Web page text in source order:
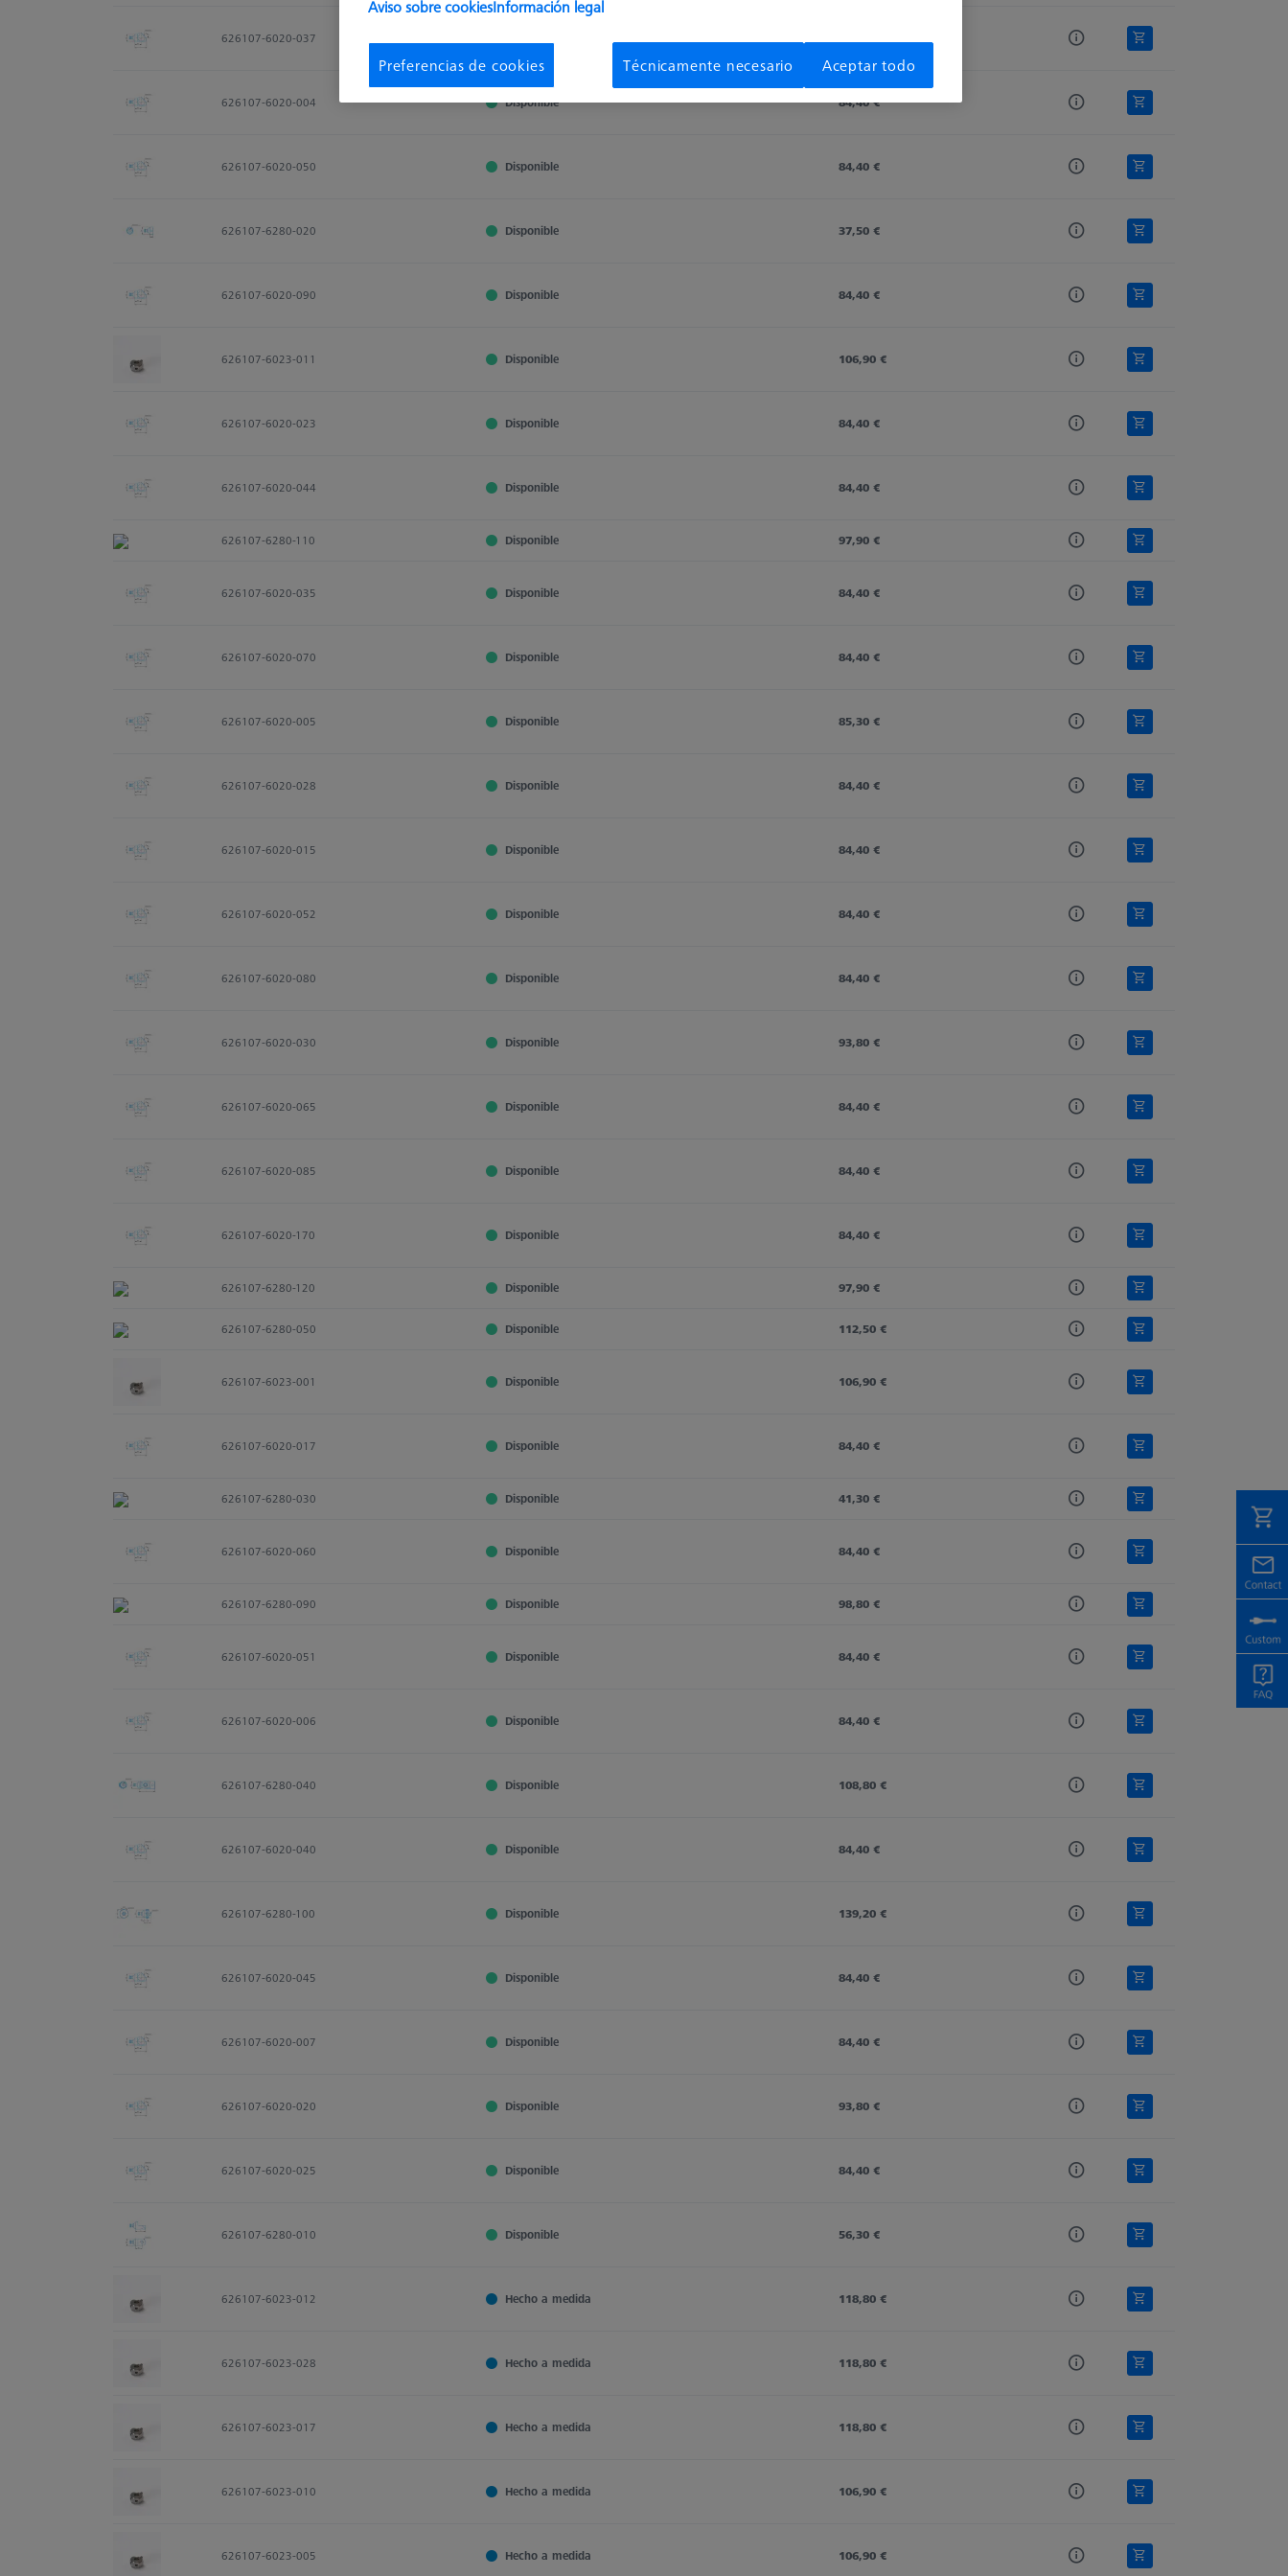
626107-6020-037
626107-6020-004 Disponible 84,40 €
626107-6020-050 Disponible 84,40 €
626107-6280-020 Disponible 37,50 €
626107-6020-090 Disponible 84,40 €
626107-6023-011 Disponible 106,90 €
626107-6020-023 Disponible 84,40 €
626107-6020-044 Disponible 84,40 €
626107-6280-110 Disponible 97,90 €
626107-6020-035 Disponible 84,40 €
626107-6020-070 Disponible 84,40 €
626107-6020-005 Disponible 85,30 €
626107-6020-028 Disponible 84,40 €
626107-6020-015 Disponible 84,40 €
626107-6020-052 Disponible 84,40 €
626107-6020-080 Disponible 84,40 €
626107-6020-030 Disponible 93,80 €
626107-6020-065 Disponible 84,40 €
626107-6020-085 Disponible 84,40 €
626107-6020-170 Disponible 84,40 €
626107-6280-120 Disponible 97,90 €
626107-6280-050 Disponible 112,50 €
626107-6023-001 Disponible 106,90 €
626107-6020-017 Disponible 84,40 €
626107-6280-030 Disponible 41,30 €
626107-6020-060 Disponible 84,40 €
626107-6280-090 Disponible 98,80 €
626107-6020-051 Disponible 84,40 €
626107-6020-006 Disponible 84,40 €
626107-6280-040 Disponible 108,80 €
626107-6020-040 Disponible 84,40 €
626107-6280-100 Disponible 139,20 €
626107-6020-045 Disponible 84,40 €
626107-6020-007 Disponible 84,40 €
626107-6020-020 Disponible 93,80 €
626107-6020-025 Disponible 84,40 €
626107-6280-010 Disponible 56,30 €
626107-6023-012 Hecho a medida 118,80 €
626107-6023-028 Hecho a medida 118,80 €
626107-6023-017 Hecho a medida 118,80 €
626107-6023-010 Hecho a medida 106,90 €
626107-6023-005 Hecho a medida 106,90 €
Aviso sobre cookiesInformación legal
Preferencias de cookies Técnicamente necesario Aceptar todo